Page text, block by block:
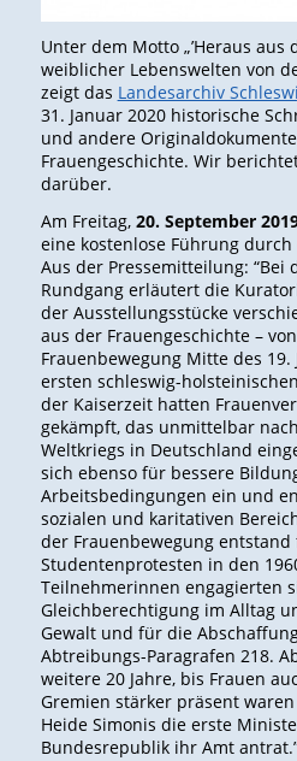
Unter dem Motto „’Heraus aus
weiblicher Lebenswelten von
zeigt das Landesarchiv
31. Januar 2020 historische
und andere
Frauengeschichte. Wir
darüber.
Am Freitag, 20. September
eine kostenlose Führung
Aus der Pressemitteilung:
Rundgang erläutert die
der Ausstellungsstücke
aus der Frauengeschichte –
Frauenbewegung Mitte des
ersten schleswig-
der Kaiserzeit hatten
gekämpft, das unmittelbar
Weltkriegs in Deutschland
sich ebenso für bessere
Arbeitsbedingungen ein und
sozialen und karitativen
der Frauenbewegung
Studentenprotesten in den
Teilnehmerinnen engagierten
Gleichberechtigung im Alltag
Gewalt und für die
Abtreibungs-Paragrafen 218.
weitere 20 Jahre, bis Frauen
Gremien stärker präsent
Heide Simonis die erste
Bundesrepublik ihr Amt